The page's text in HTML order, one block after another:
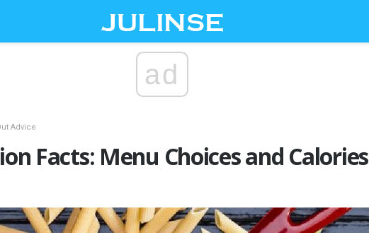
ad
Advice
Facts: Menu Choices and Calories